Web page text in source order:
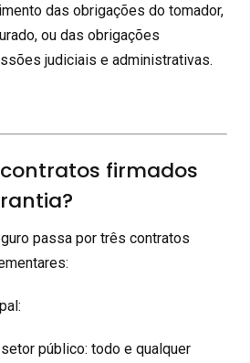
das obrigações do tomador,
ou das obrigações
judiciais e administrativas.
firmados
passa por três contratos
público: todo e qualquer